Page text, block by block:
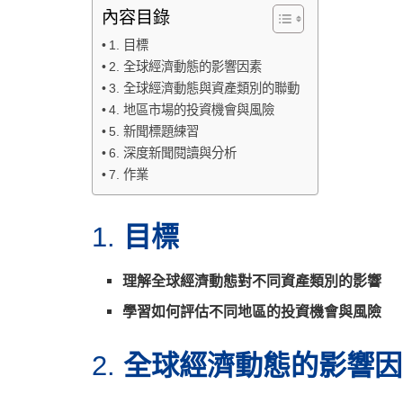
內容目錄
1. 目標
2. 全球經濟動態的影響因素
3. 全球經濟動態與資產類別的聯動
4. 地區市場的投資機會與風險
5. 新聞標題練習
6. 深度新聞閱讀與分析
7. 作業
1. 目標
理解全球經濟動態對不同資產類別的影響
學習如何評估不同地區的投資機會與風險
2. 全球經濟動態的影響